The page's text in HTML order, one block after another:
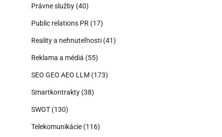
Právne služby (40)
Public relations PR (17)
Reality a nehnuteľnosti (41)
Reklama a médiá (55)
SEO GEO AEO LLM (173)
Smartkontrakty (38)
SWOT (130)
Telekomunikácie (116)